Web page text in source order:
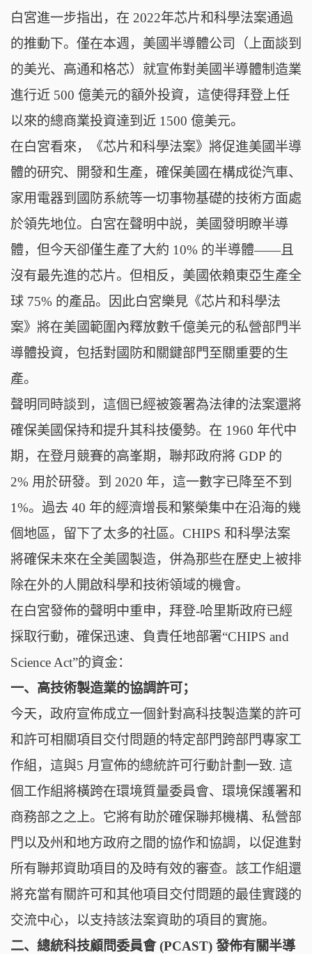
白宮進一步指出，在 2022年芯片和科學法案通過
的推動下。僅在本週，美國半導體公司（上面談到
的美光、高通和格芯）就宣佈對美國半導體制造業
進行近 500 億美元的額外投資，這使得拜登上任
以來的總商業投資達到近 1500 億美元。
在白宮看來，《芯片和科學法案》將促進美國半導
體的研究、開發和生產，確保美國在構成從汽車、
家用電器到國防系統等一切事物基礎的技術方面處
於領先地位。白宮在聲明中説，美國發明瞭半導
體，但今天卻僅生產了大約 10% 的半導體——且
沒有最先進的芯片。但相反，美國依賴東亞生產全
球 75% 的產品。因此白宮樂見《芯片和科學法
案》將在美國範圍內釋放數千億美元的私營部門半
導體投資，包括對國防和關鍵部門至關重要的生
產。
聲明同時談到，這個已經被簽署為法律的法案還將
確保美國保持和提升其科技優勢。在 1960 年代中
期，在登月競賽的高峯期，聯邦政府將 GDP 的
2% 用於研發。到 2020 年，這一數字已降至不到
1%。過去 40 年的經濟增長和繁榮集中在沿海的幾
個地區，留下了太多的社區。CHIPS 和科學法案
將確保未來在全美國製造，併為那些在歷史上被排
除在外的人開啟科學和技術領域的機會。
在白宮發佈的聲明中重申，拜登-哈里斯政府已經
採取行動，確保迅速、負責任地部署“CHIPS and
Science Act”的資金：
一、高技術製造業的協調許可；
今天，政府宣佈成立一個針對高科技製造業的許可
和許可相關項目交付問題的特定部門跨部門專家工
作組，這與5 月宣佈的總統許可行動計劃一致. 這
個工作組將橫跨在環境質量委員會、環境保護署和
商務部之之上。它將有助於確保聯邦機構、私營部
門以及州和地方政府之間的協作和協調，以促進對
所有聯邦資助項目的及時有效的審查。該工作組還
將充當有關許可和其他項目交付問題的最佳實踐的
交流中心，以支持該法案資助的項目的實施。
二、總統科技顧問委員會 (PCAST) 發佈有關半導